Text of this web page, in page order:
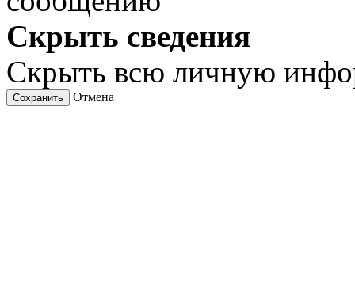
Скрыть сведения
Скрыть всю личную
Сохранить Отмена